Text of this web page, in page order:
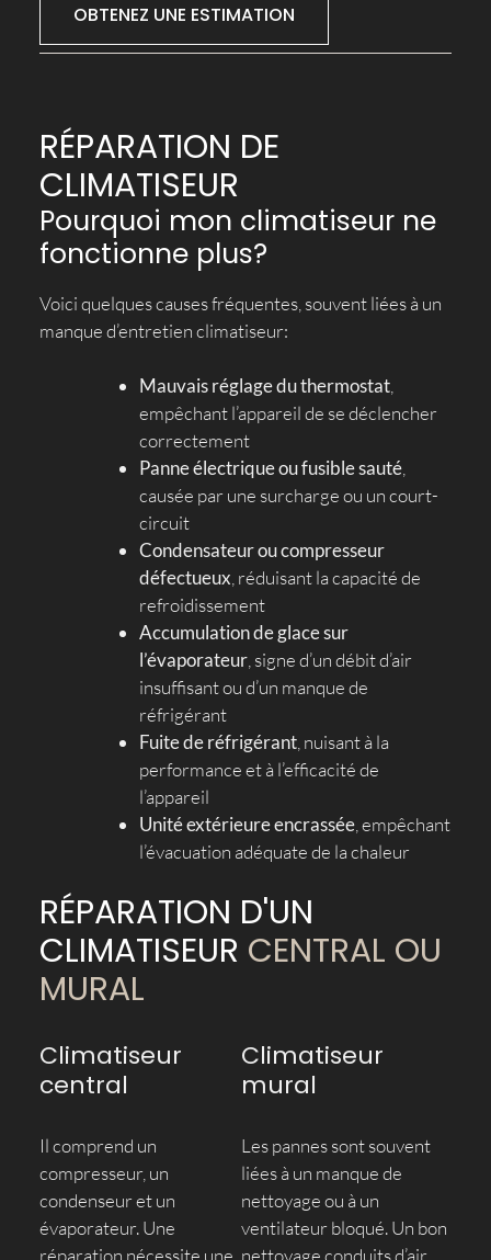
OBTENEZ UNE ESTIMATION
RÉPARATION DE
CLIMATISEUR
Pourquoi mon climatiseur ne
fonctionne plus?
Voici quelques causes fréquentes, souvent liées à un
manque d’entretien climatiseur:
Mauvais réglage du thermostat,
empêchant l’appareil de se déclencher
correctement
Panne électrique ou fusible sauté,
causée par une surcharge ou un court-
circuit
Condensateur ou compresseur
défectueux, réduisant la capacité de
refroidissement
Accumulation de glace sur
l’évaporateur, signe d’un débit d’air
insuffisant ou d’un manque de
réfrigérant
Fuite de réfrigérant, nuisant à la
performance et à l’efficacité de
l’appareil
Unité extérieure encrassée, empêchant
l’évacuation adéquate de la chaleur
RÉPARATION D'UN
CLIMATISEUR CENTRAL OU
MURAL
Climatiseur
central
Il comprend un
compresseur, un
condenseur et un
évaporateur. Une
Climatiseur
mural
Les pannes sont souvent
liées à un manque de
nettoyage ou à un
ventilateur bloqué. Un bon